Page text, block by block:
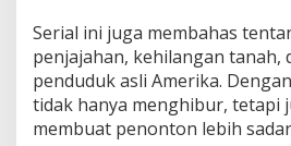
Serial ini juga membahas
penjajahan, kehilangan tanah,
penduduk asli Amerika.
tidak hanya menghibur, tetapi
membuat penonton lebih